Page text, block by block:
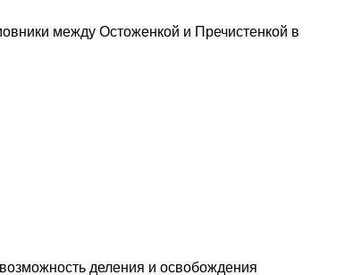
между Остоженкой и Пречистенкой в
деления и освобождения